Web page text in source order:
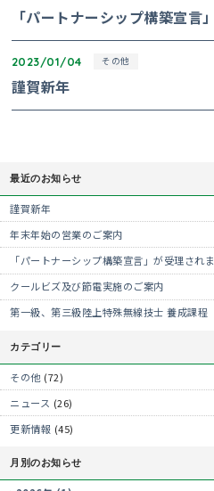
「パートナーシップ構築宣言
2023/01/04 その他
謹賀新年
最近のお知らせ
謹賀新年
年末年始の営業のご案内
「パートナーシップ構築宣言」が受理され
クールビズ及び節電実施のご案内
第一級、第三級陸上特殊無線技士 養成課
カテゴリー
その他 (72)
ニュース (26)
更新情報 (45)
月別のお知らせ